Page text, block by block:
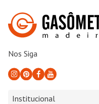
Nos Siga
Institucional